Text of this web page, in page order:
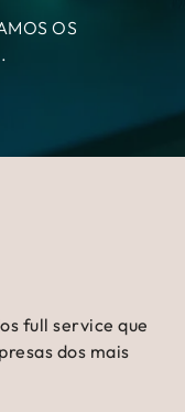
OS
OS
full service que
dos mais